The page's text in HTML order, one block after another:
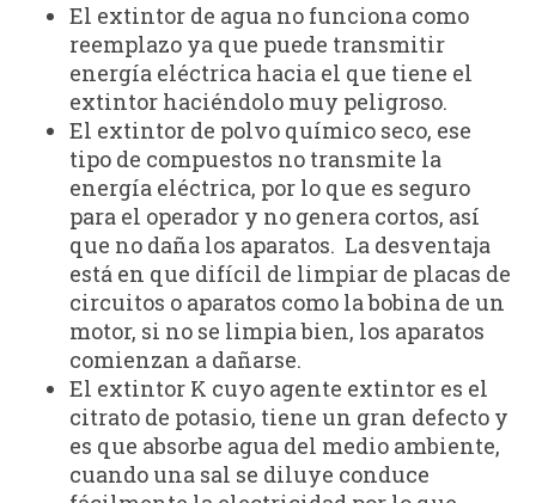
El extintor de agua no funciona como
reemplazo ya que puede transmitir
energía eléctrica hacia el que tiene el
extintor haciéndolo muy peligroso.
El extintor de polvo químico seco, ese
tipo de compuestos no transmite la
energía eléctrica, por lo que es seguro
para el operador y no genera cortos, así
que no daña los aparatos. La desventaja
está en que difícil de limpiar de placas de
circuitos o aparatos como la bobina de un
motor, si no se limpia bien, los aparatos
comienzan a dañarse.
El extintor K cuyo agente extintor es el
citrato de potasio, tiene un gran defecto y
es que absorbe agua del medio ambiente,
cuando una sal se diluye conduce